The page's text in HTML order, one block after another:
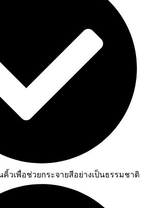
วเพื่อช่วยกระจายสีอย่างเป็นธรรมชาติ